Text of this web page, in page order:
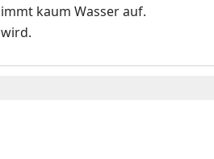
kaum Wasser auf.